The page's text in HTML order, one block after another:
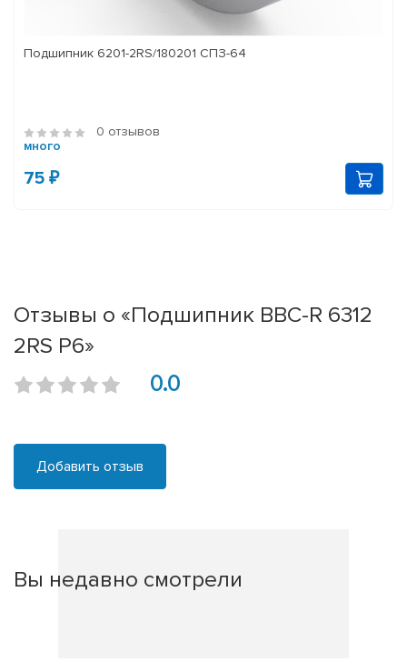
Подшипник 6201-2RS/180201 СПЗ-64
0 отзывов
много
75 ₽
Отзывы о «Подшипник BBC-R 6312
2RS P6»
0.0
Добавить отзыв
Вы недавно смотрели